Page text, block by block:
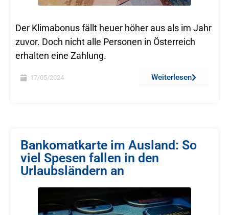
Der Klimabonus fällt heuer höher aus als im Jahr
zuvor. Doch nicht alle Personen in Österreich
erhalten eine Zahlung.
17/05/2024 Weiterlesen
Bankomatkarte im Ausland: So
viel Spesen fallen in den
Urlaubsländern an